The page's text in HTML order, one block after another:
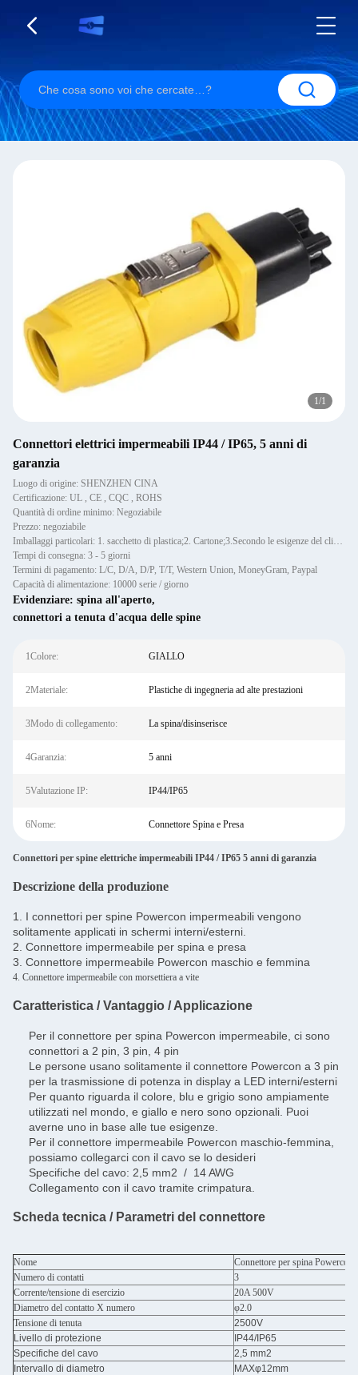
1/1
Connettori elettrici impermeabili IP44 / IP65, 5 anni di
garanzia
Luogo di origine: SHENZHEN CINA
Certificazione: UL , CE , CQC , ROHS
Quantità di ordine minimo: Negoziabile
Prezzo: negoziabile
Imballaggi particolari: 1. sacchetto di plastica;2. Cartone;3.Secondo le esigenze del cliente
Tempi di consegna: 3 - 5 giorni
Termini di pagamento: L/C, D/A, D/P, T/T, Western Union, MoneyGram, Paypal
Capacità di alimentazione: 10000 serie / giorno
Evidenziare: spina all'aperto,
connettori a tenuta d'acqua delle spine
1Colore: GIALLO
2Materiale: Plastiche di ingegneria ad alte prestazioni
3Modo di collegamento: La spina/disinserisce
4Garanzia: 5 anni
5Valutazione IP: IP44/IP65
6Nome: Connettore Spina e Presa
Connettori per spine elettriche impermeabili IP44 / IP65 5 anni di garanzia
Descrizione della produzione
1. I connettori per spine Powercon impermeabili vengono
solitamente applicati in schermi interni/esterni.
2. Connettore impermeabile per spina e presa
3. Connettore impermeabile Powercon maschio e femmina
4. Connettore impermeabile con morsettiera a vite
Caratteristica / Vantaggio / Applicazione
Per il connettore per spina Powercon impermeabile, ci sono
connettori a 2 pin, 3 pin, 4 pin
Le persone usano solitamente il connettore Powercon a 3 pin
per la trasmissione di potenza in display a LED interni/esterni
Per quanto riguarda il colore, blu e grigio sono ampiamente
utilizzati nel mondo, e giallo e nero sono opzionali. Puoi
averne uno in base alle tue esigenze.
Per il connettore impermeabile Powercon maschio-femmina,
possiamo collegarci con il cavo se lo desideri
Specifiche del cavo: 2,5 mm2 / 14 AWG
Collegamento con il cavo tramite crimpatura.
Scheda tecnica / Parametri del connettore
Nome
Connettore per spina Powercon
Numero di contatti
3
Corrente/tensione di esercizio
20A 500V
Diametro del contatto X numero
φ2.0
Tensione di tenuta
2500V
Livello di protezione
IP44/IP65
Specifiche del cavo
2,5 mm2
Intervallo di diametro
MAXφ12mm